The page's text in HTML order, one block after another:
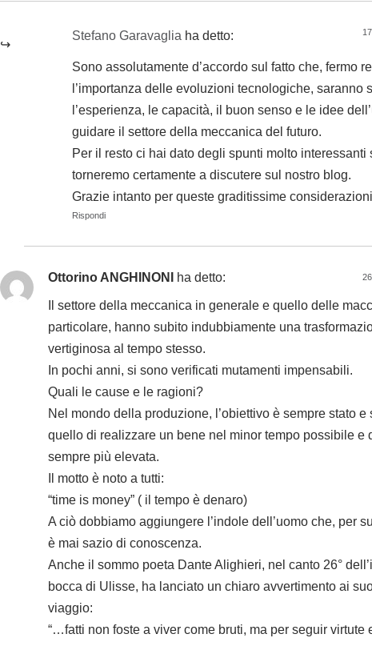
Stefano Garavaglia ha detto:
Sono assolutamente d’accordo sul fatto che, fermo
l’importanza delle evoluzioni tecnologiche, saranno
l’esperienza, le capacità, il buon senso e le idee
guidare il settore della meccanica del futuro.
Per il resto ci hai dato degli spunti molto interessanti
torneremo certamente a discutere sul nostro blog.
Grazie intanto per queste graditissime
Rispondi
Ottorino ANGHINONI ha detto:
Il settore della meccanica in generale e quello delle
particolare, hanno subito indubbiamente una
vertiginosa al tempo stesso.
In pochi anni, si sono verificati mutamenti impensabili.
Quali le cause e le ragioni?
Nel mondo della produzione, l’obiettivo è sempre stato e
quello di realizzare un bene nel minor tempo possibile e
sempre più elevata.
Il motto è noto a tutti:
“time is money” ( il tempo è denaro)
A ciò dobbiamo aggiungere l’indole dell’uomo che, per
è mai sazio di conoscenza.
Anche il sommo poeta Dante Alighieri, nel canto 26°
bocca di Ulisse, ha lanciato un chiaro avvertimento ai
viaggio:
“…fatti non foste a viver come bruti, ma per seguir virtute